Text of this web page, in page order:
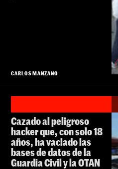
CARLOS MANZANO
Cazado al peligroso
hacker que, con solo 18
años, ha vaciado las
bases de datos de la
Guardia Civil y la OTAN